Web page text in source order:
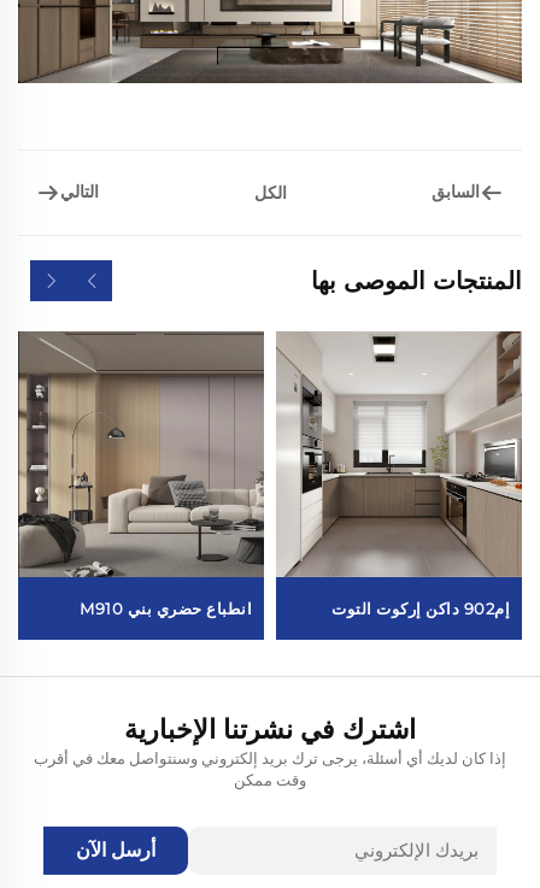
السابق الكل التالي
المنتجات الموصى بها
إم902 داكن إركوت التوت انطباع حضري بني M910
اشترك في نشرتنا الإخبارية
إذا كان لديك أي أسئلة، يرجى ترك بريد إلكتروني وسنتواصل معك في أقرب
وقت ممكن
أرسل الآن